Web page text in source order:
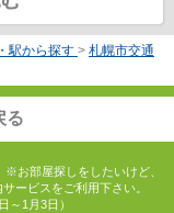
駅から探す > 札幌市交通
る
お部屋探しをしたいけど、
ービスをご利用下さい。
～1月3日）